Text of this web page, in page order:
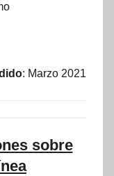
: Marzo 2021
sobre